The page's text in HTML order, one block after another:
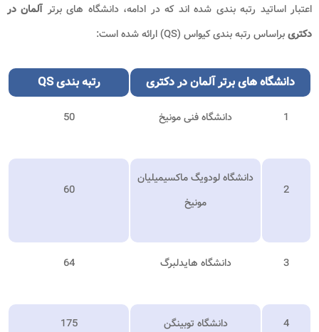
اعتبار اساتید رتبه بندی شده اند که در ادامه، دانشگاه های برتر آلمان در
دکتریبراساس رتبه بندی کیواس (QS) ارائه شده است:
دانشگاه های برترآلمان در دکتری رتبه بندیQS
1 دانشگاه فنی مونیخ 50
2
دانشگاه لودویگ ماکسیمیلیان
مونیخ
60
3 دانشگاه هایدلبرگ 64
4 دانشگاه توبینگن 175